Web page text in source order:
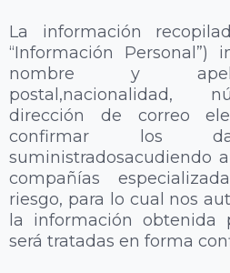
La información
“Información Personal”)
nombre y
postal,nacionalidad,
dirección de correo
confirmar los
suministradosacudiendo
compañías
riesgo, para lo cual nos
la información obtenida
será tratadas en forma